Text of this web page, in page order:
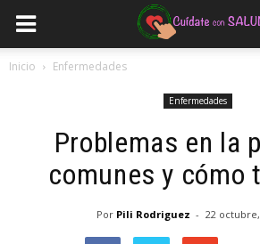
Inicio Enfermedades
Enfermedades
Problemas en la
comunes y cómo
Por Pili Rodriguez - 22 octubre,